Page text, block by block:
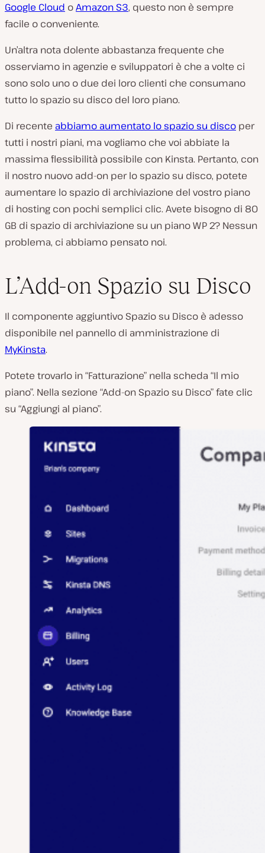
Google Cloud oAmazon S3, questo non è sempre
facile o conveniente.
Un’altra nota dolente abbastanza frequente che
osserviamo in agenzie e sviluppatori è che a volte ci
sono solo uno o due dei loro clienti che consumano
tutto lo spazio su disco del loro piano.
Di recente abbiamo aumentato lo spazio su disco per
tutti i nostri piani, ma vogliamo che voi abbiate la
massima flessibilità possibile con Kinsta. Pertanto, con
il nostro nuovo add-on per lo spazio su disco, potete
aumentare lo spazio di archiviazione del vostro piano
di hosting con pochi semplici clic. Avete bisogno di 80
GB di spazio di archiviazione su un piano WP 2? Nessun
problema, ci abbiamo pensato noi.
L’Add-on Spazio su Disco
Il componente aggiuntivo Spazio su Disco è adesso
disponibile nel pannello di amministrazione di
MyKinsta.
Potete trovarlo in “Fatturazione” nella scheda “Il mio
piano”. Nella sezione “Add-on Spazio su Disco” fate clic
su “Aggiungi al piano”.